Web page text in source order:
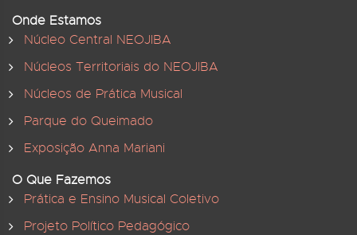
Onde Estamos
Núcleo Central NEOJIBA
Núcleos Territoriais do NEOJIBA
Núcleos de Prática Musical
Parque do Queimado
Exposição Anna Mariani
O Que Fazemos
Prática e Ensino Musical Coletivo
Projeto Político Pedagógico